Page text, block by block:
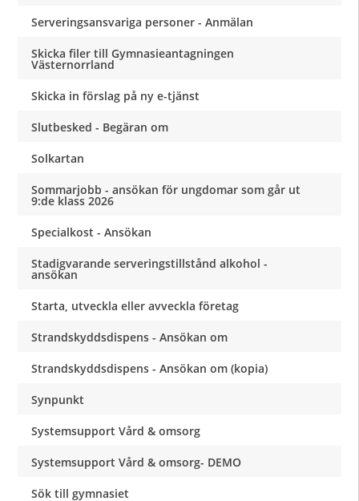
Serveringsansvariga personer - Anmälan
Skicka filer till Gymnasieantagningen
Västernorrland
Skicka in förslag på ny e-tjänst
Slutbesked - Begäran om
Solkartan
Sommarjobb - ansökan för ungdomar som går ut
9:de klass 2026
Specialkost - Ansökan
Stadigvarande serveringstillstånd alkohol -
ansökan
Starta, utveckla eller avveckla företag
Strandskyddsdispens - Ansökan om
Strandskyddsdispens - Ansökan om (kopia)
Synpunkt
Systemsupport Vård & omsorg
Systemsupport Vård & omsorg- DEMO
Sök till gymnasiet